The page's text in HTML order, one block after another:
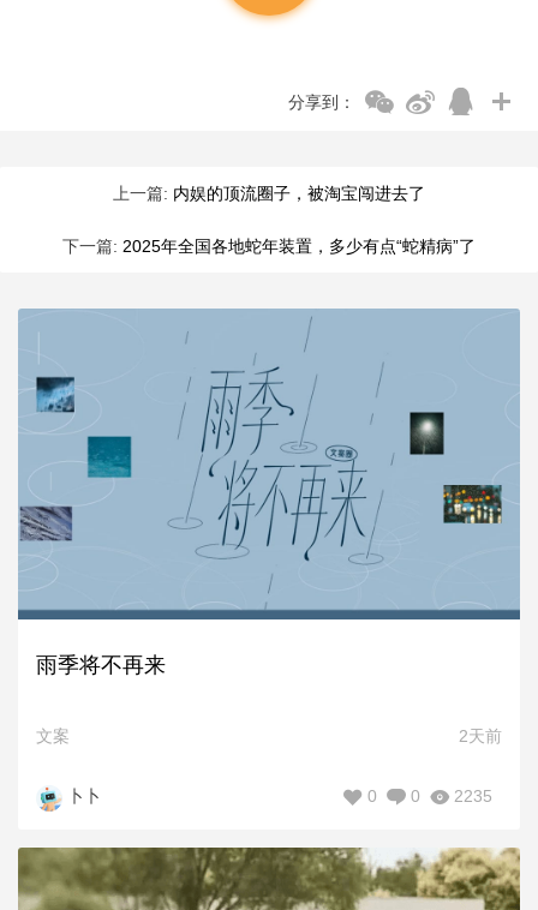
分享到：
上一篇: 内娱的顶流圈子，被淘宝闯进去了
下一篇: 2025年全国各地蛇年装置，多少有点“蛇精病”了
雨季将不再来
文案 2天前
卜卜 2235
0
0